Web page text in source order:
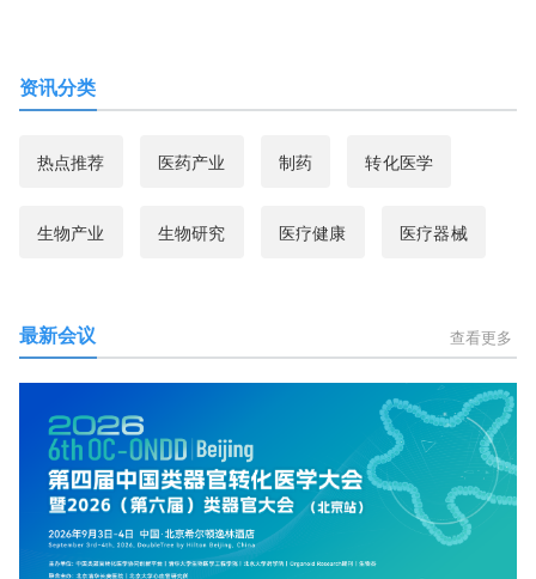
资讯分类
热点推荐 医药产业 制药 转化医学
生物产业 生物研究 医疗健康 医疗器械
最新会议 查看更多